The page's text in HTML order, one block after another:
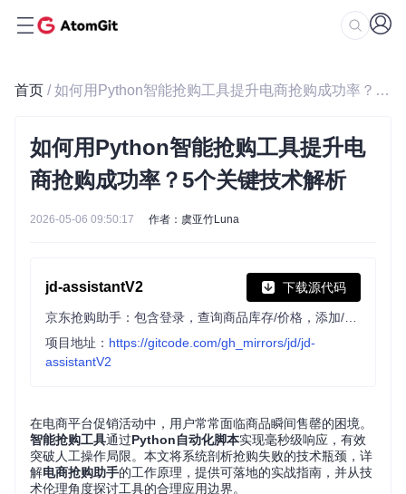
首页 / 如何用Python智能抢购工具提升电商抢购成功率？5个关键技术解析
如何用Python智能抢购工具提升电
商抢购成功率？5个关键技术解析
2026-05-06 09:50:17 作者：虞亚竹Luna
jd-assistantV2 下载源代码
项目地址： https://gitcode.com/gh_mirrors/jd/jd-
assistantV2
在电商平台促销活动中，用户常常面临商品瞬间售罄的困境。
智能抢购工具通过Python自动化脚本实现毫秒级响应，有效
突破人工操作局限。本文将系统剖析抢购失败的技术瓶颈，详
解电商抢购助手的工作原理，提供可落地的实战指南，并从技
术伦理角度探讨工具的合理应用边界。